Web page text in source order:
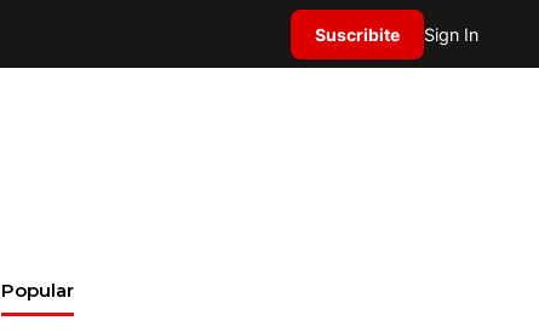
Suscribite Sign In
Popular